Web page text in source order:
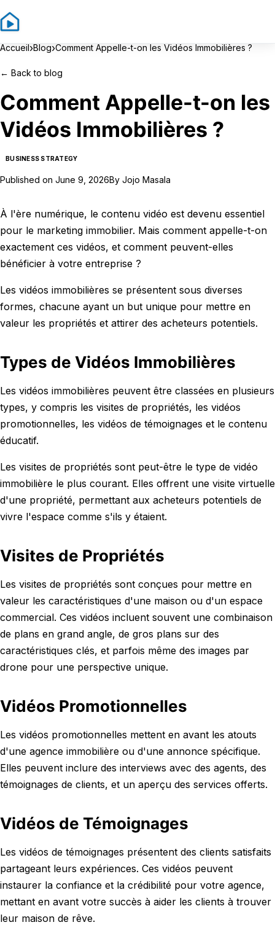
Accueil›Blog›Comment Appelle-t-on les Vidéos Immobilières ?
← Back to blog
Comment Appelle-t-on les
Vidéos Immobilières ?
BUSINESS STRATEGY
Published on June 9, 2026By Jojo Masala
À l'ère numérique, le contenu vidéo est devenu essentiel
pour le marketing immobilier. Mais comment appelle-t-on
exactement ces vidéos, et comment peuvent-elles
bénéficier à votre entreprise ?
Les vidéos immobilières se présentent sous diverses
formes, chacune ayant un but unique pour mettre en
valeur les propriétés et attirer des acheteurs potentiels.
Types de Vidéos Immobilières
Les vidéos immobilières peuvent être classées en plusieurs
types, y compris les visites de propriétés, les vidéos
promotionnelles, les vidéos de témoignages et le contenu
éducatif.
Les visites de propriétés sont peut-être le type de vidéo
immobilière le plus courant. Elles offrent une visite virtuelle
d'une propriété, permettant aux acheteurs potentiels de
vivre l'espace comme s'ils y étaient.
Visites de Propriétés
Les visites de propriétés sont conçues pour mettre en
valeur les caractéristiques d'une maison ou d'un espace
commercial. Ces vidéos incluent souvent une combinaison
de plans en grand angle, de gros plans sur des
caractéristiques clés, et parfois même des images par
drone pour une perspective unique.
Vidéos Promotionnelles
Les vidéos promotionnelles mettent en avant les atouts
d'une agence immobilière ou d'une annonce spécifique.
Elles peuvent inclure des interviews avec des agents, des
témoignages de clients, et un aperçu des services offerts.
Vidéos de Témoignages
Les vidéos de témoignages présentent des clients satisfaits
partageant leurs expériences. Ces vidéos peuvent
instaurer la confiance et la crédibilité pour votre agence,
mettant en avant votre succès à aider les clients à trouver
leur maison de rêve.